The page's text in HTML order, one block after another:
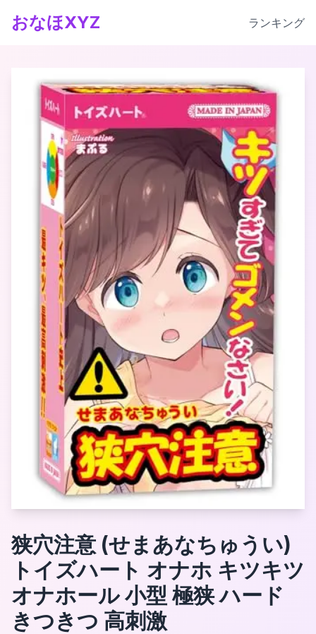
おなほXYZ ランキング
狭穴注意 (せまあなちゅうい)
トイズハート オナホ キツキツ
オナホール 小型 極狭 ハード
きつきつ 高刺激